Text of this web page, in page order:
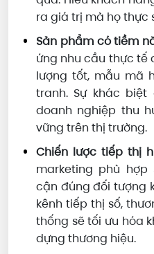
ra giá trị mà họ thực
Sản phẩm có tiềm
ứng nhu cầu thực tế
lượng tốt, mẫu mã
tranh. Sự khác
doanh nghiệp thu
vững trên thị trường.
Chiến lược tiếp thị
marketing phù
cận đúng đối tượng
kênh tiếp thị số,
thống sẽ tối ưu hóa
dựng thương hiệu.